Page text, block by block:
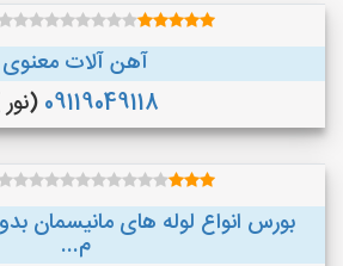
آهن آلات معنوی
09119049118
بورس انواع لوله های مانیسمان
م...